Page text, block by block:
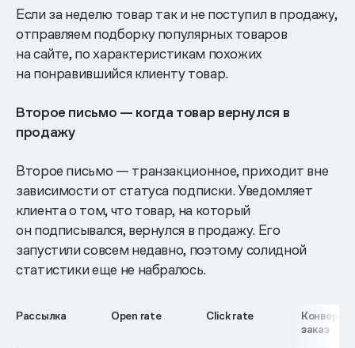
Если за неделю товар так и не поступил в продажу,
отправляем подборку популярных товаров
на сайте, по характеристикам похожих
на понравившийся клиенту товар.
Второе письмо — когда товар вернулся в
продажу
Второе письмо — транзакционное, приходит вне
зависимости от статуса подписки. Уведомляет
клиента о том, что товар, на который
он подписывался, вернулся в продажу. Его
запустили совсем недавно, поэтому солидной
статистики еще не набралось.
Рассылка Open rate Click rate
заказ